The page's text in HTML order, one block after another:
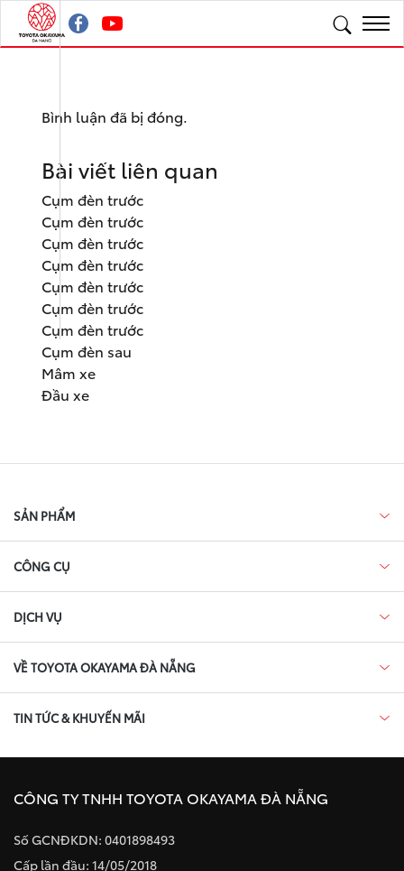
Bình luận đã bị đóng.
Bài viết liên quan
Cụm đèn trước
Cụm đèn trước
Cụm đèn trước
Cụm đèn trước
Cụm đèn trước
Cụm đèn trước
Cụm đèn trước
Cụm đèn sau
Mâm xe
Đầu xe
SẢN PHẨM
CÔNG CỤ
DỊCH VỤ
VỀ TOYOTA OKAYAMA ĐÀ NẴNG
TIN TỨC & KHUYẾN MÃI
CÔNG TY TNHH TOYOTA OKAYAMA ĐÀ NẴNG
Số GCNĐKDN: 0401898493
Cấp lần đầu: 14/05/2018